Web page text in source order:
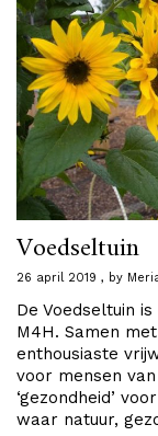
Voedseltuin
26 april 2019 by
De Voedseltuin
M4H. Samen
enthousiaste
voor mensen
‘gezondheid’
waar natuur,